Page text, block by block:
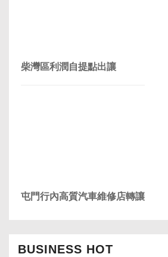
柴灣區利潤自提點出讓
屯門行內高質汽車維修店轉讓
BUSINESS HOT